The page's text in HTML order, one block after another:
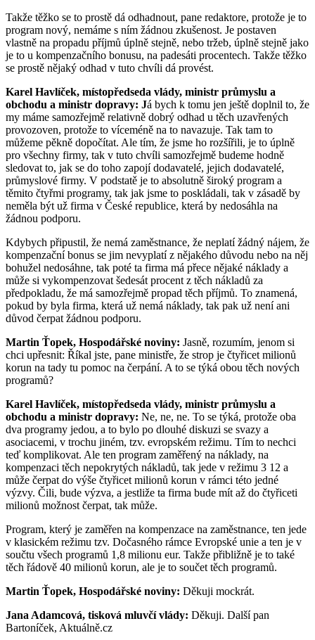
Takže těžko se to prostě dá odhadnout, pane redaktore, protože je to
program nový, nemáme s ním žádnou zkušenost. Je postaven
vlastně na propadu příjmů úplně stejně, nebo tržeb, úplně stejně jako
je to u kompenzačního bonusu, na padesáti procentech. Takže těžko
se prostě nějaký odhad v tuto chvíli dá provést.
Karel Havlíček, místopředseda vlády, ministr průmyslu a
obchodu a ministr dopravy: Já bych k tomu jen ještě doplnil to, že
my máme samozřejmě relativně dobrý odhad u těch uzavřených
provozoven, protože to víceméně na to navazuje. Tak tam to
můžeme pěkně dopočítat. Ale tím, že jsme ho rozšířili, je to úplně
pro všechny firmy, tak v tuto chvíli samozřejmě budeme hodně
sledovat to, jak se do toho zapojí dodavatelé, jejich dodavatelé,
průmyslové firmy. V podstatě je to absolutně široký program a
těmito čtyřmi programy, tak jak jsme to poskládali, tak v zásadě by
neměla být už firma v České republice, která by nedosáhla na
žádnou podporu.
Kdybych připustil, že nemá zaměstnance, že neplatí žádný nájem, že
kompenzační bonus se jim nevyplatí z nějakého důvodu nebo na něj
bohužel nedosáhne, tak poté ta firma má přece nějaké náklady a
může si vykompenzovat šedesát procent z těch nákladů za
předpokladu, že má samozřejmě propad těch příjmů. To znamená,
pokud by byla firma, která už nemá náklady, tak pak už není ani
důvod čerpat žádnou podporu.
Martin Ťopek, Hospodářské noviny: Jasně, rozumím, jenom si
chci upřesnit: Říkal jste, pane ministře, že strop je čtyřicet milionů
korun na tady tu pomoc na čerpání. A to se týká obou těch nových
programů?
Karel Havlíček, místopředseda vlády, ministr průmyslu a
obchodu a ministr dopravy: Ne, ne, ne. To se týká, protože oba
dva programy jedou, a to bylo po dlouhé diskuzi se svazy a
asociacemi, v trochu jiném, tzv. evropském režimu. Tím to nechci
teď komplikovat. Ale ten program zaměřený na náklady, na
kompenzaci těch nepokrytých nákladů, tak jede v režimu 3 12 a
může čerpat do výše čtyřicet milionů korun v rámci této jedné
výzvy. Čili, bude výzva, a jestliže ta firma bude mít až do čtyřiceti
milionů možnost čerpat, tak může.
Program, který je zaměřen na kompenzace na zaměstnance, ten jede
v klasickém režimu tzv. Dočasného rámce Evropské unie a ten je v
součtu všech programů 1,8 milionu eur. Takže přibližně je to také
těch řádově 40 milionů korun, ale je to součet těch programů.
Martin Ťopek, Hospodářské noviny: Děkuji mockrát.
Jana Adamcová, tisková mluvčí vlády: Děkuji. Další pan
Bartoníček, Aktuálně.cz